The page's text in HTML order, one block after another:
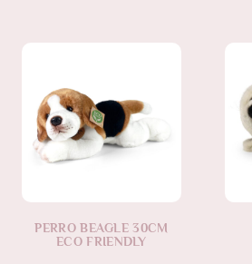
PERRO BEAGLE 30CM
ECO FRIENDLY